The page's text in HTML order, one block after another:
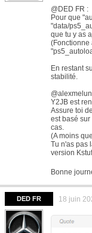
@DED FR :
Pour que
"data/
que tu y as
(Fonctionne
En restant
stabilité.
@alexmelun
Y2JB est
Assure toi
est basé
cas.
(A moins
Tu n'as pas
version
Bonne
DED FR 18 juin